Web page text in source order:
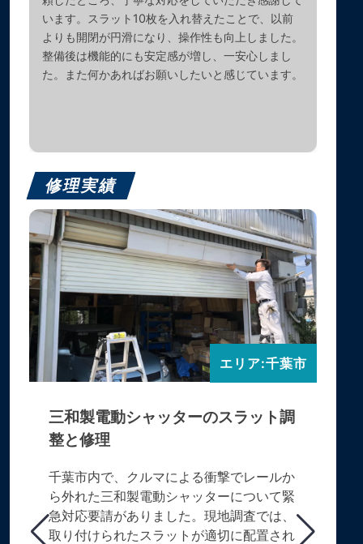
います。スラット10枚を入れ替えたことで、以前
よりも開閉が円滑になり、操作性も向上しました。
整備後は機能的にも安定感が増し、一安心しまし
た。また何かあればお願いしたいと感じています。
修理実績
エリア:千葉市
三和製電動シャッターのスラット調
整と修理
千葉市内で、クルマによる衝撃でレールか
ら外れた三和製電動シャッターについて緊
急対応要請がありました。現地調査では、
取り付けられたスラットが適切に配置され